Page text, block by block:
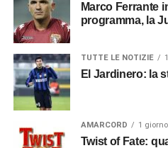
Marco Ferrante
programma, la
TUTTE LE NOTIZIE
El Jardinero: la
AMARCORD 1
Twist of Fate: